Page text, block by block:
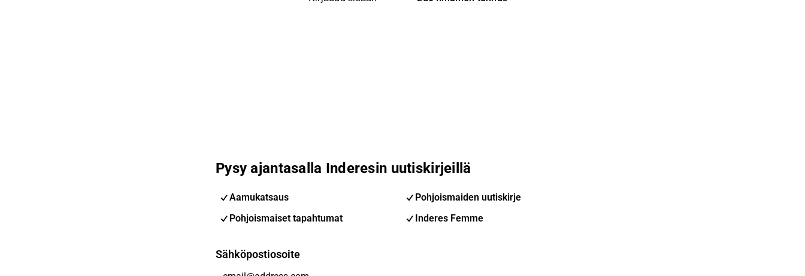
Pysy ajantasalla Inderesin uutiskirjeillä
Aamukatsaus
Pohjoismaiden uutiskirje
Pohjoismaiset tapahtumat
Inderes Femme
Sähköpostiosoite